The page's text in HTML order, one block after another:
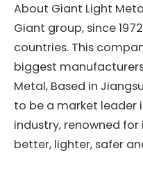
About Giant Light
Giant group, since
countries. This
biggest
Metal, Based in
to be a market leader
industry, renowned
better, lighter, safer